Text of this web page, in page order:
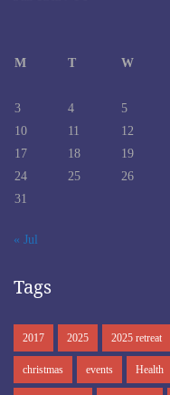
M
T W
3
4 5
10
11 12
17
18 19
24
25 26
31
« Jul
Tags
2017 2025 2025 retreat
christmas events Health